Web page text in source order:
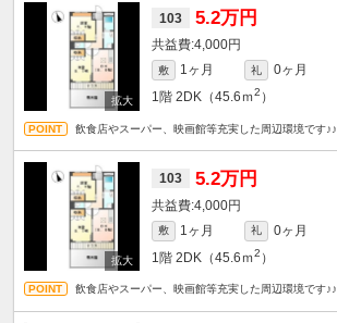
103 5.2万円
4,000円
敷 1ヶ月 礼
0ヶ月
1階 2DK（45.6ｍ2 ）
飲食店やスーパー、映画館等充実した周辺環境です♪♪
103 5.2万円
4,000円
敷 1ヶ月 礼
0ヶ月
1階 2DK（45.6ｍ2 ）
飲食店やスーパー、映画館等充実した周辺環境です♪♪